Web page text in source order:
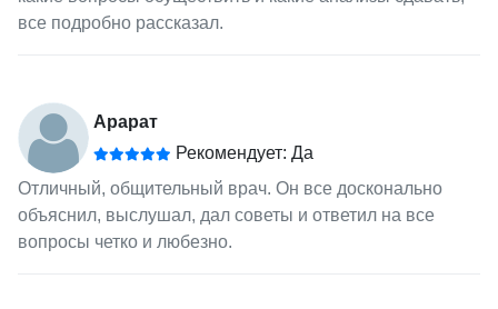
все подробно рассказал.
Арарат
Рекомендует: Да
Отличный, общительный врач. Он все досконально
объяснил, выслушал, дал советы и ответил на все
вопросы четко и любезно.